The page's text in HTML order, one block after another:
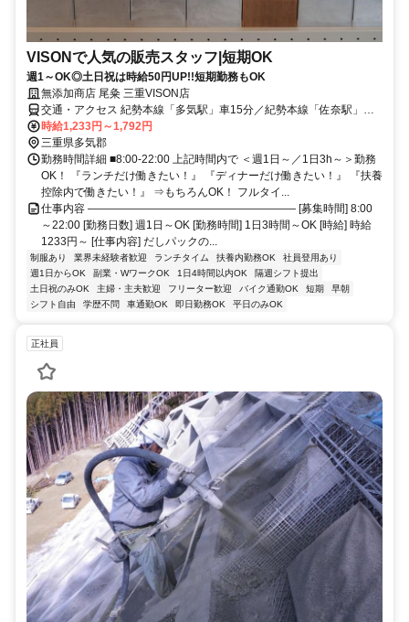
VISONで人気の販売スタッフ|短期OK
週1～OK◎土日祝は時給50円UP!!短期勤務もOK
無添加商店 尾粂 三重VISON店
交通・アクセス 紀勢本線「多気駅」車15分／紀勢本線「佐奈駅」車
20分／紀勢本線「相可駅」車20分
時給1,233円～1,792円
三重県多気郡
勤務時間詳細 ■8:00-22:00 上記時間内で ＜週1日～／1日3h～＞勤務
OK！ 『ランチだけ働きたい！』 『ディナーだけ働きたい！』 『扶養
控除内で働きたい！』 ⇒もちろんOK！ フルタイ...
仕事内容 ――――――――――――――――――― [募集時間] 8:00
～22:00 [勤務日数] 週1日～OK [勤務時間] 1日3時間～OK [時給] 時給
1233円～ [仕事内容] だしパックの...
制服あり 業界未経験者歓迎 ランチタイム 扶養内勤務OK
社員登用あり
週1日からOK
副業・WワークOK 1日4時間以内OK
隔週シフト提出
土日祝のみOK
主婦・主夫歓迎 フリーター歓迎 バイク通勤OK 短期
早朝
シフト自由
学歴不問 車通勤OK 即日勤務OK 平日のみOK
正社員